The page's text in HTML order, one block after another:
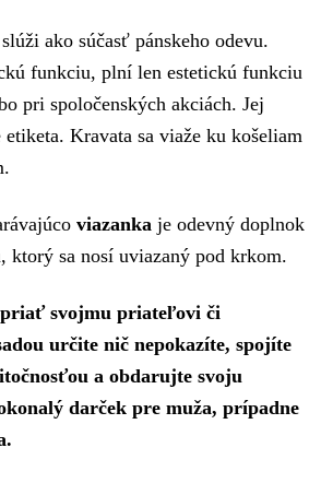
ako súčasť pánskeho odevu.
funkciu, plní len estetickú funkciu
pri spoločenských akciách. Jej
Kravata sa viaže ku košeliam
viazanka je odevný doplnok
ktorý sa nosí uviazaný pod krkom.
svojmu priateľovi či
určite nič nepokazíte, spojíte
a obdarujte svoju
darček pre muža, prípadne